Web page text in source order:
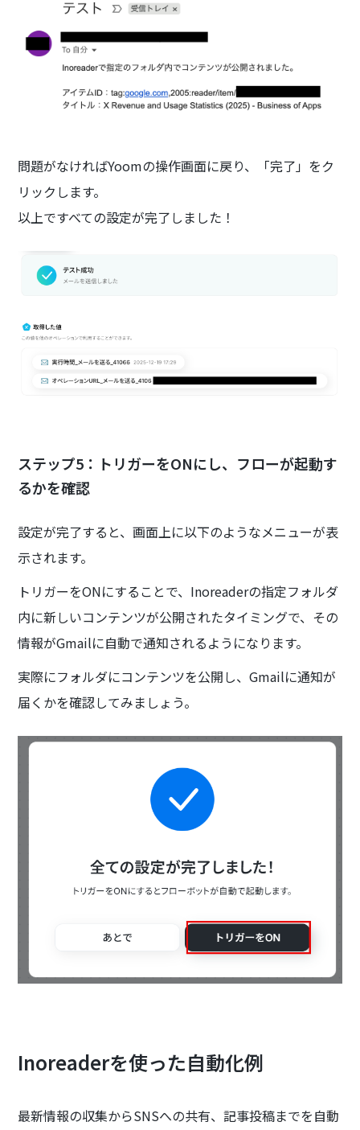
問題がなければYoomの操作画面に戻り、「完了」をク
リックします。
以上ですべての設定が完了しました！
ステップ5：トリガーをONにし、フローが起動す
るかを確認
設定が完了すると、画面上に以下のようなメニューが表
示されます。
トリガーをONにすることで、Inoreaderの指定フォルダ
内に新しいコンテンツが公開されたタイミングで、その
情報がGmailに自動で通知されるようになります。
実際にフォルダにコンテンツを公開し、Gmailに通知が
届くかを確認してみましょう。
Inoreaderを使った自動化例
最新情報の収集からSNSへの共有、記事投稿までを自動